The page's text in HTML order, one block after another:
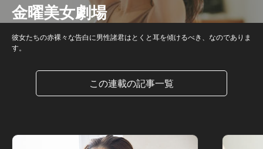
金曜美女劇場
彼女たちの赤裸々な告白に男性諸君はとくと耳を傾けるべき、なのでありま
す。
この連載の記事一覧